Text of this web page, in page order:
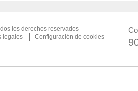
los derechos reservados
legales
Configuración de cookies